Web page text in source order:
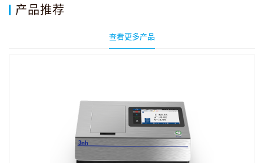
产品推荐
查看更多产品